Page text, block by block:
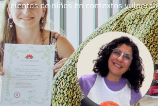
cientos de niños en contextos